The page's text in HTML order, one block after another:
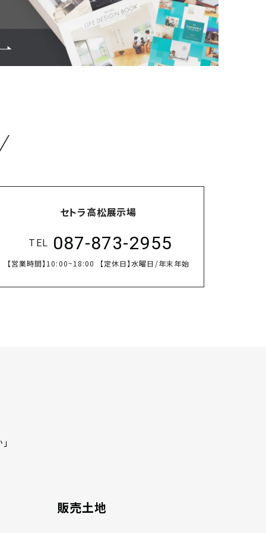
セトラ高松展示場
TEL 087-873-2955
【営業時間】 10:00~18:00 【定休日】水曜日/年末年始
販売土地